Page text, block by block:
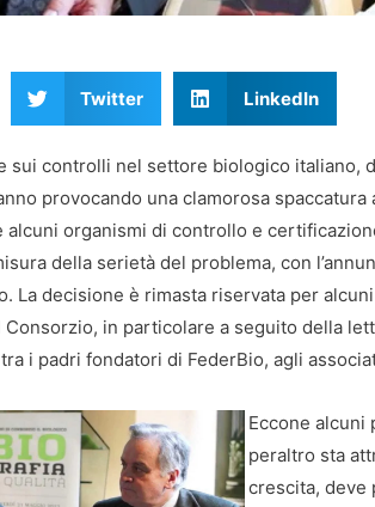
Twitter LinkedIn
sui controlli nel settore biologico italiano,
provocando una clamorosa
organismi di controllo e
della serietà del problema, con
La decisione è rimasta riservata per
Consorzio, in particolare a seguito della
i padri fondatori di FederBio, agli
Eccone alcuni
peraltro sta
crescita, deve